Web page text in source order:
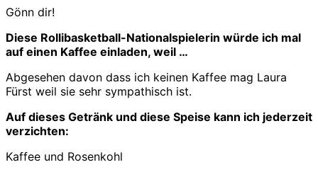
Gönn dir!
Diese Rollibasketball-Nationalspielerin würde ich mal
auf einen Kaffee einladen, weil …
Abgesehen davon dass ich keinen Kaffee mag Laura
Fürst weil sie sehr sympathisch ist.
Auf dieses Getränk und diese Speise kann ich jederzeit
verzichten:
Kaffee und Rosenkohl